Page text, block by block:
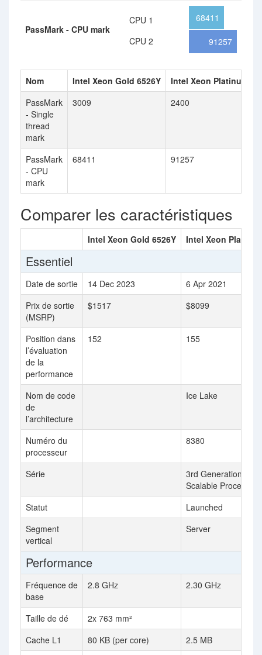
PassMark - CPU mark
CPU 1
CPU 2
68411
91257
Nom Intel Xeon Gold 6526Y
Intel Xeon Platinum
PassMark
- Single
thread
mark
3009 2400
PassMark
- CPU
mark
68411 91257
Comparer les caractéristiques
Intel Xeon Gold 6526Y Intel Xeon
Essentiel
Date de sortie 14 Dec 2023
6 Apr 2021
Prix de sortie
(MSRP)
$1517 $8099
Position dans
l’évaluation
de la
performance
152 155
Nom de code
de
l’architecture
Ice Lake
Numéro du
processeur
8380
Série
3rd Generation
Scalable Processors
Statut
Launched
Segment
vertical
Server
Performance
Fréquence de
base
2.8 GHz 2.30 GHz
Taille de dé
2x 763 mm²
Cache L1
80 KB (per core)
2.5 MB